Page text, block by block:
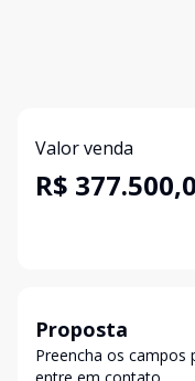
Valor venda
R$
Proposta
Preencha os campos